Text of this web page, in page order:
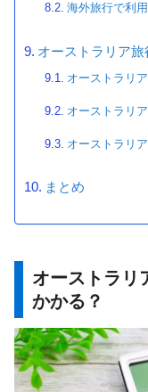
海外旅行で利
オーストラリア
オーストラリ
オーストラリ
オーストラリ
まとめ
オーストラリ
かかる？